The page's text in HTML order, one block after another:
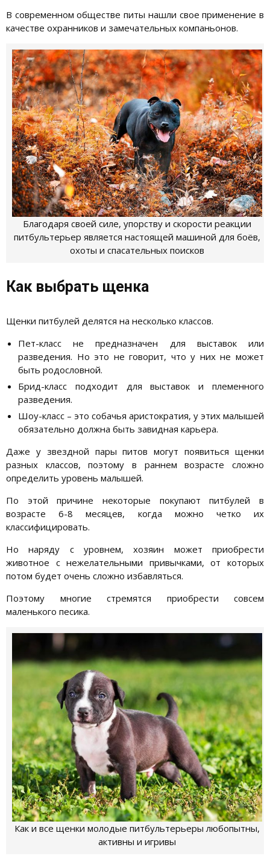
В современном обществе питы нашли свое применение в
качестве охранников и замечательных компаньонов.
Благодаря своей силе, упорству и скорости реакции
питбультерьер является настоящей машиной для боёв,
охоты и спасательных поисков
Как выбрать щенка
Щенки питбулей делятся на несколько классов.
Пет-класс не предназначен для выставок или
разведения. Но это не говорит, что у них не может
быть родословной.
Брид-класс подходит для выставок и племенного
разведения.
Шоу-класс – это собачья аристократия, у этих малышей
обязательно должна быть завидная карьера.
Даже у звездной пары питов могут появиться щенки
разных классов, поэтому в раннем возрасте сложно
определить уровень малышей.
По этой причине некоторые покупают питбулей в
возрасте 6-8 месяцев, когда можно четко их
классифицировать.
Но наряду с уровнем, хозяин может приобрести
животное с нежелательными привычками, от которых
потом будет очень сложно избавляться.
Поэтому многие стремятся приобрести совсем
маленького песика.
Как и все щенки молодые питбультерьеры любопытны,
активны и игривы